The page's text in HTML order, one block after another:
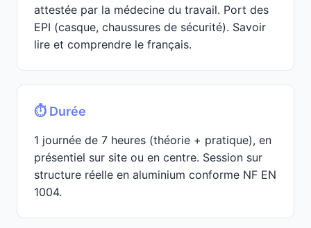
attestée par la médecine du travail. Port des
EPI (casque, chaussures de sécurité). Savoir
lire et comprendre le français.
⏱️ Durée
1 journée de 7 heures (théorie + pratique), en
présentiel sur site ou en centre. Session sur
structure réelle en aluminium conforme NF EN
1004.